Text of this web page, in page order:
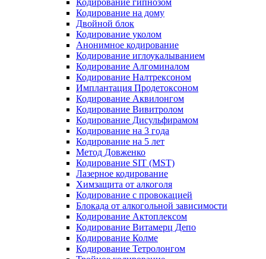
Кодирование гипнозом
Кодирование на дому
Двойной блок
Кодирование уколом
Анонимное кодирование
Кодирование иглоукалыванием
Кодирование Алгоминалом
Кодирование Налтрексоном
Имплантация Продетоксоном
Кодирование Аквилонгом
Кодирование Вивитролом
Кодирование Дисульфирамом
Кодирование на 3 года
Кодирование на 5 лет
Метод Довженко
Кодирование SIT (MST)
Лазерное кодирование
Химзащита от алкоголя
Кодирование с провокацией
Блокада от алкогольной зависимости
Кодирование Актоплексом
Кодирование Витамерц Депо
Кодирование Колме
Кодирование Тетролонгом